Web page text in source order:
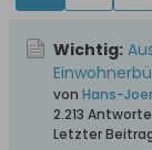
Wichtig:
von Hans-
2.213
Letzter